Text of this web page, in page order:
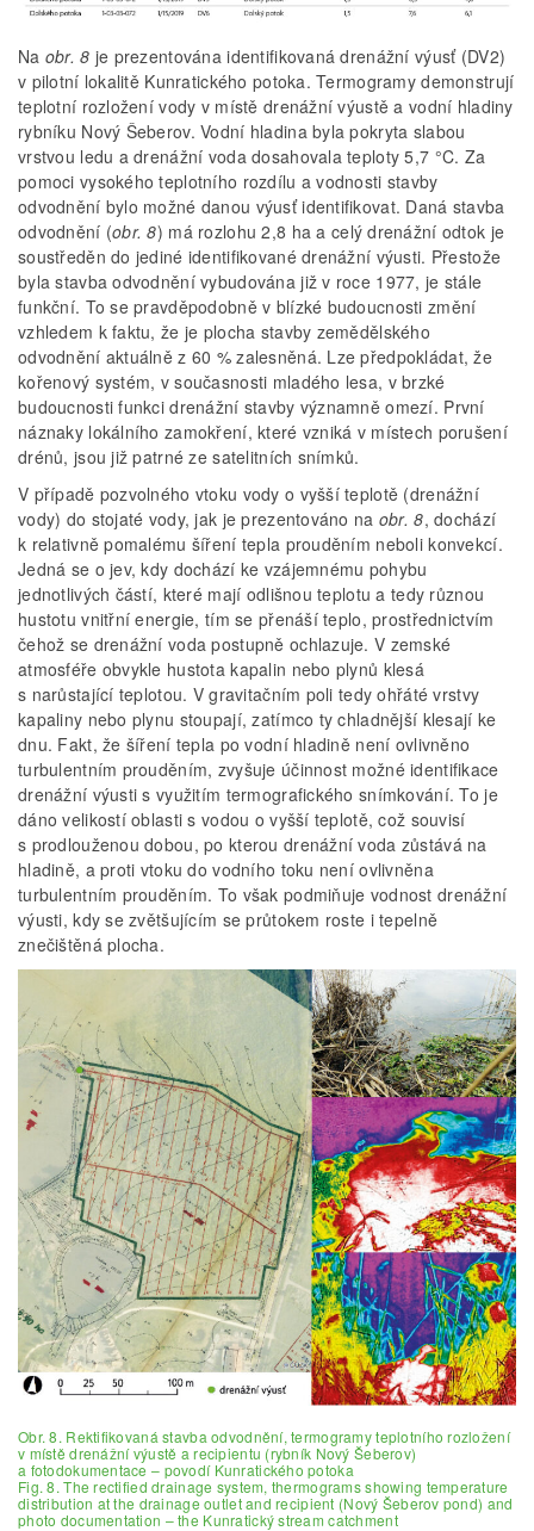
Na obr. 8 je prezentována identifikovaná drenážní výusť (DV2)
v pilotní lokalitě Kunratického potoka. Termogramy demonstrují
teplotní rozložení vody v místě drenážní výustě a vodní hladiny
rybníku Nový Šeberov. Vodní hladina byla pokryta slabou
vrstvou ledu a drenážní voda dosahovala teploty 5,7 °C. Za
pomoci vysokého teplotního rozdílu a vodnosti stavby
odvodnění bylo možné danou výusť identifikovat. Daná stavba
odvodnění (obr. 8) má rozlohu 2,8 ha a celý drenážní odtok je
soustředěn do jediné identifikované drenážní výusti. Přestože
byla stavba odvodnění vybudována již v roce 1977, je stále
funkční. To se pravděpodobně v blízké budoucnosti změní
vzhledem k faktu, že je plocha stavby zemědělského
odvodnění aktuálně z 60 % zalesněná. Lze předpokládat, že
kořenový systém, v současnosti mladého lesa, v brzké
budoucnosti funkci drenážní stavby významně omezí. První
náznaky lokálního zamokření, které vzniká v místech porušení
drénů, jsou již patrné ze satelitních snímků.
V případě pozvolného vtoku vody o vyšší teplotě (drenážní
vody) do stojaté vody, jak je prezentováno na obr. 8, dochází
k relativně pomalému šíření tepla prouděním neboli konvekcí.
Jedná se o jev, kdy dochází ke vzájemnému pohybu
jednotlivých částí, které mají odlišnou teplotu a tedy různou
hustotu vnitřní energie, tím se přenáší teplo, prostřednictvím
čehož se drenážní voda postupně ochlazuje. V zemské
atmosféře obvykle hustota kapalin nebo plynů klesá
s narůstající teplotou. V gravitačním poli tedy ohřáté vrstvy
kapaliny nebo plynu stoupají, zatímco ty chladnější klesají ke
dnu. Fakt, že šíření tepla po vodní hladině není ovlivněno
turbulentním prouděním, zvyšuje účinnost možné identifikace
drenážní výusti s využitím termografického snímkování. To je
dáno velikostí oblasti s vodou o vyšší teplotě, což souvisí
s prodlouženou dobou, po kterou drenážní voda zůstává na
hladině, a proti vtoku do vodního toku není ovlivněna
turbulentním prouděním. To však podmiňuje vodnost drenážní
výusti, kdy se zvětšujícím se průtokem roste i tepelně
znečištěná plocha.
Obr. 8. Rektifikovaná stavba odvodnění, termogramy teplotního rozložení
v místě drenážní výustě a recipientu (rybník Nový Šeberov)
a fotodokumentace – povodí Kunratického potoka
Fig. 8. The rectified drainage system, thermograms showing temperature
distribution at the drainage outlet and recipient (Nový Šeberov pond) and
photo documentation – the Kunratický stream catchment